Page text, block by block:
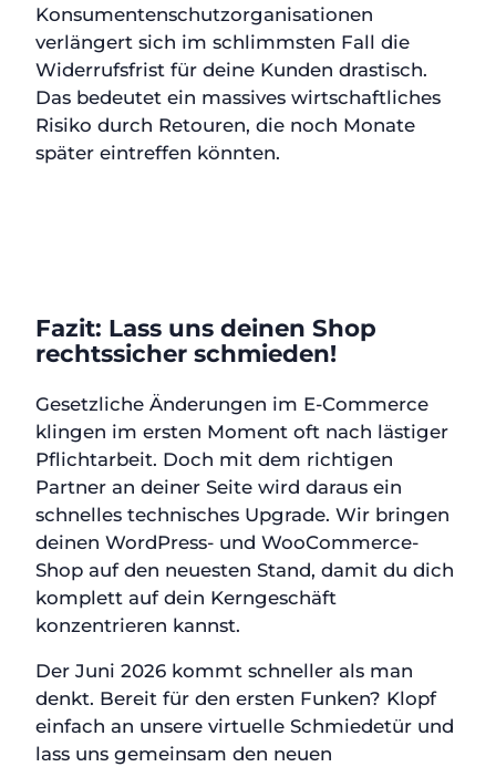
Konsumentenschutzorganisationen
verlängert sich im schlimmsten Fall die
Widerrufsfrist für deine Kunden drastisch.
Das bedeutet ein massives wirtschaftliches
Risiko durch Retouren, die noch Monate
später eintreffen könnten.
Fazit: Lass uns deinen Shop
rechtssicher schmieden!
Gesetzliche Änderungen im E-Commerce
klingen im ersten Moment oft nach lästiger
Pflichtarbeit. Doch mit dem richtigen
Partner an deiner Seite wird daraus ein
schnelles technisches Upgrade. Wir bringen
deinen WordPress- und WooCommerce-
Shop auf den neuesten Stand, damit du dich
komplett auf dein Kerngeschäft
konzentrieren kannst.
Der Juni 2026 kommt schneller als man
denkt. Bereit für den ersten Funken? Klopf
einfach an unsere virtuelle Schmiedetür und
lass uns gemeinsam den neuen